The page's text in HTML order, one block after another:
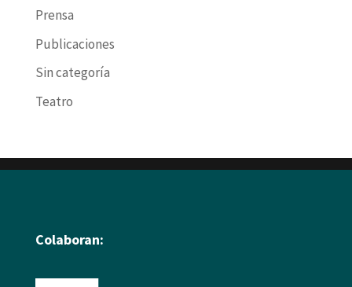
Prensa
Publicaciones
Sin categoría
Teatro
Colaboran: